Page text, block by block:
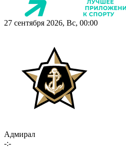
27 сентября 2026, Вс, 00:00
Адмирал
-:-